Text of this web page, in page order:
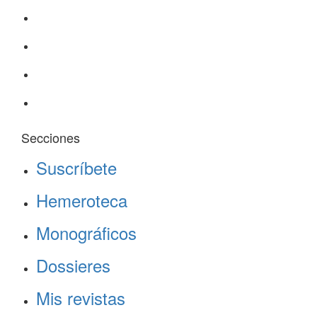
Secciones
Suscríbete
Hemeroteca
Monográficos
Dossieres
Mis revistas